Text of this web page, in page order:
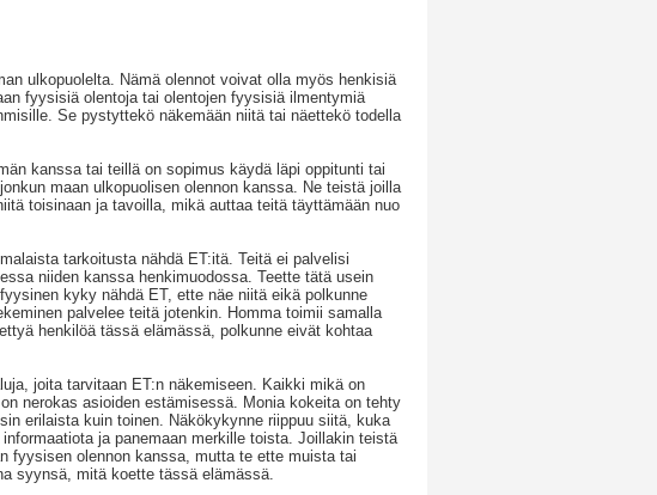
ulkopuolelta. Nämä olennot voivat olla myös henkisiä
fyysisiä olentoja tai olentojen fyysisiä ilmentymiä
Se pystyttekö näkemään niitä tai näettekö todella
kanssa tai teillä on sopimus käydä läpi oppitunti tai
maan ulkopuolisen olennon kanssa. Ne teistä joilla
toisinaan ja tavoilla, mikä auttaa teitä täyttämään nuo
tarkoitusta nähdä ET:itä. Teitä ei palvelisi
niiden kanssa henkimuodossa. Teette tätä usein
kyky nähdä ET, ette näe niitä eikä polkunne
palvelee teitä jotenkin. Homma toimii samalla
henkilöä tässä elämässä, polkunne eivät kohtaa
joita tarvitaan ET:n näkemiseen. Kaikki mikä on
nerokas asioiden estämisessä. Monia kokeita on tehty
erilaista kuin toinen. Näkökykynne riippuu siitä, kuka
ja panemaan merkille toista. Joillakin teistä
fyysisen olennon kanssa, mutta te ette muista tai
syynsä, mitä koette tässä elämässä.